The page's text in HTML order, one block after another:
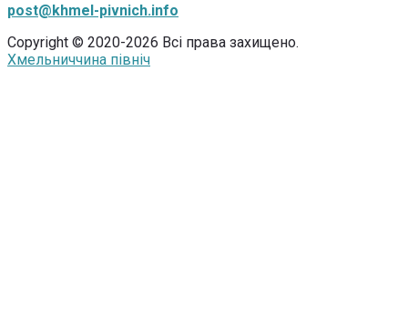
post@khmel-pivnich.info
Copyright © 2020-2026 Всі права захищено.
Хмельниччина північ